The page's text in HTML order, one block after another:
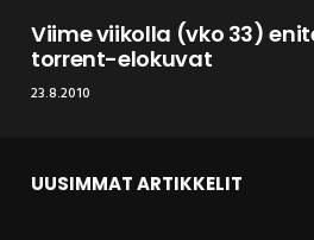
Viime viikolla (vko 33)
torrent-elokuvat
23.8.2010
UUSIMMAT ARTIKKELIT